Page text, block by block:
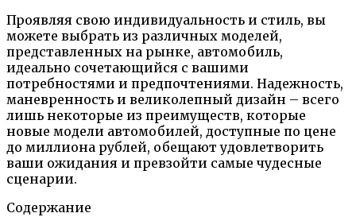
Проявляя свою индивидуальность и стиль, вы
можете выбрать из различных моделей,
представленных на рынке, автомобиль,
идеально сочетающийся с вашими
потребностями и предпочтениями. Надежность,
маневренность и великолепный дизайн – всего
лишь некоторые из преимуществ, которые
новые модели автомобилей, доступные по цене
до миллиона рублей, обещают удовлетворить
ваши ожидания и превзойти самые чудесные
сценарии.
Содержание